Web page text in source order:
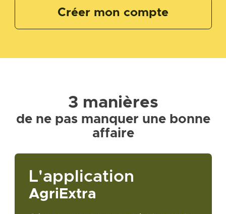
Créer mon compte
3 manières
de ne pas manquer une bonne
affaire
L'application
AgriExtra